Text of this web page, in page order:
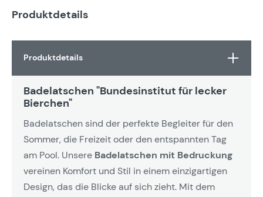
Produktdetails
Produktdetails
Badelatschen "Bundesinstitut für lecker
Bierchen"
Badelatschen sind der perfekte Begleiter für den
Sommer, die Freizeit oder den entspannten Tag
am Pool. Unsere Badelatschen mit Bedruckung
vereinen Komfort und Stil in einem einzigartigen
Design, das die Blicke auf sich zieht. Mit dem